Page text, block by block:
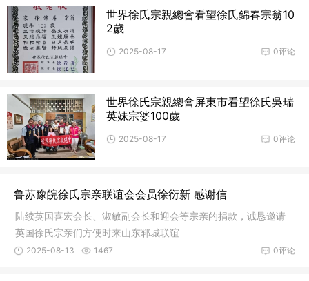
世界徐氏宗親總會看望徐氏錦春宗翁10
2歲
0评论
2025-08-17
世界徐氏宗親總會屏東市看望徐氏吳瑞
英妹宗婆100歲
0评论
2025-08-17
鲁苏豫皖徐氏宗亲联谊会会员徐衍新 感谢信
陆续英国喜宏会长、淑敏副会长和迎会等宗亲的捐款，诚恳邀请
英国徐氏宗亲们方便时来山东郓城联谊
0评论
2025-08-13 1467